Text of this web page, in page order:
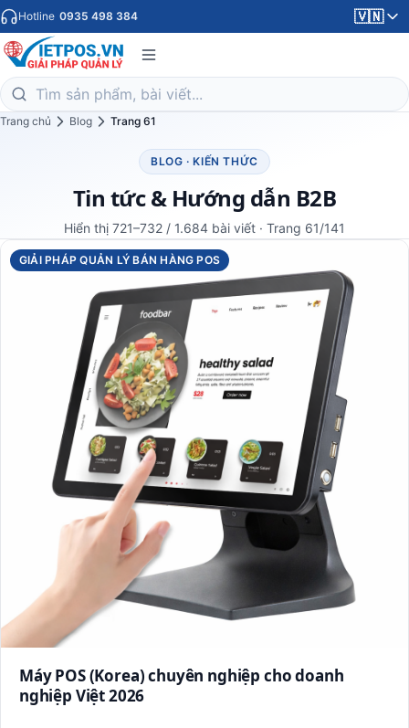
Hotline 0935 498 384 🇻🇳
Trang chủ Blog Trang 61
BLOG · KIẾN THỨC
Tin tức & Hướng dẫn B2B
Hiển thị 721–732 / 1.684 bài viết · Trang 61/141
GIẢI PHÁP QUẢN LÝ BÁN HÀNG POS
Máy POS (Korea) chuyên nghiệp cho doanh
nghiệp Việt 2026